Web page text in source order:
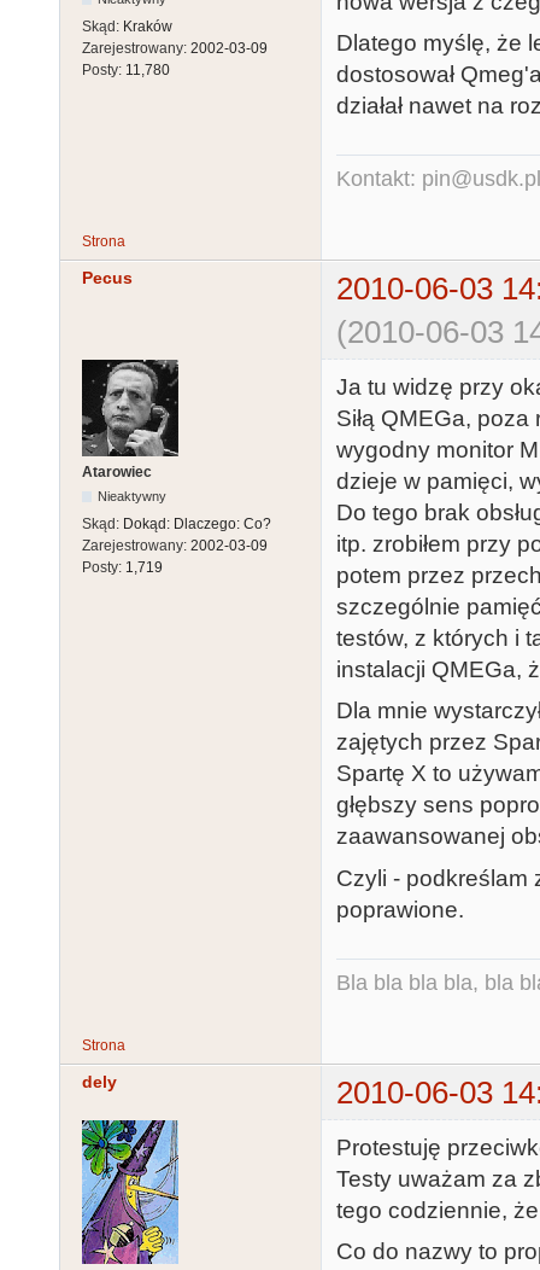
Skąd: Kraków
Zarejestrowany: 2002-03-09
Posty: 11,780
Dlatego myślę, że
dostosował
działał nawet na
Kontakt: pin@usdk.pl
Strona
Pecus
2010-06-03
(2010-06-03
Atarowiec
Nieaktywny
Skąd: Dokąd: Dlaczego: Co?
Zarejestrowany: 2002-03-09
Posty: 1,719
Ja tu widzę przy
Siłą QMEGa,
wygodny monitor
dzieje w pamięci,
Do tego brak
itp. zrobiłem przy
potem przez
szczególnie
testów, z których i
instalacji QMEGa,
Dla mnie
zajętych przez
Spartę X to
głębszy sens
zaawansowanej
Czyli - podkreślam
poprawione.
Bla bla bla bla, bla
Strona
dely 2010-06-03
Protestuję
Testy uważam za
tego codziennie,
Co do nazwy to